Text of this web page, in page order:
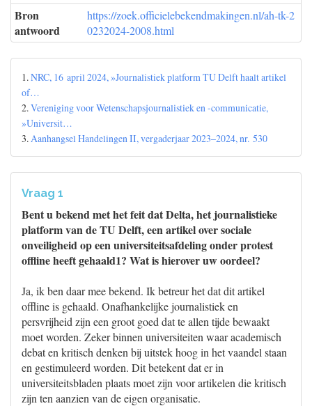
Bron
antwoord
https://zoek.officielebekendmakingen.nl/ah-tk-2
0232024-2008.html
1.NRC, 16 april 2024, »Journalistiek platform TU Delft haalt artikel
of…
2.Vereniging voor Wetenschapsjournalistiek en -communicatie,
»Universit…
3.Aanhangsel Handelingen II, vergaderjaar 2023–2024, nr. 530
Vraag 1
Bent u bekend met het feit dat Delta, het journalistieke
platform van de TU Delft, een artikel over sociale
onveiligheid op een universiteitsafdeling onder protest
offline heeft gehaald1? Wat is hierover uw oordeel?
Ja, ik ben daar mee bekend. Ik betreur het dat dit artikel
offline is gehaald. Onafhankelijke journalistiek en
persvrijheid zijn een groot goed dat te allen tijde bewaakt
moet worden. Zeker binnen universiteiten waar academisch
debat en kritisch denken bij uitstek hoog in het vaandel staan
en gestimuleerd worden. Dit betekent dat er in
universiteitsbladen plaats moet zijn voor artikelen die kritisch
zijn ten aanzien van de eigen organisatie.